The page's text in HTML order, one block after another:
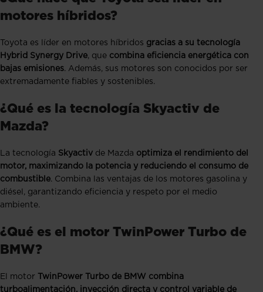
motores híbridos?
Toyota es líder en motores híbridos gracias a su tecnología
Hybrid Synergy Drive, que combina eficiencia energética con
bajas emisiones. Además, sus motores son conocidos por ser
extremadamente fiables y sostenibles.
¿Qué es la tecnología Skyactiv de
Mazda?
La tecnología Skyactiv de Mazda optimiza el rendimiento del
motor, maximizando la potencia y reduciendo el consumo de
combustible. Combina las ventajas de los motores gasolina y
diésel, garantizando eficiencia y respeto por el medio
ambiente.
¿Qué es el motor TwinPower Turbo de
BMW?
El motor TwinPower Turbo de BMW combina
turboalimentación, inyección directa y control variable de